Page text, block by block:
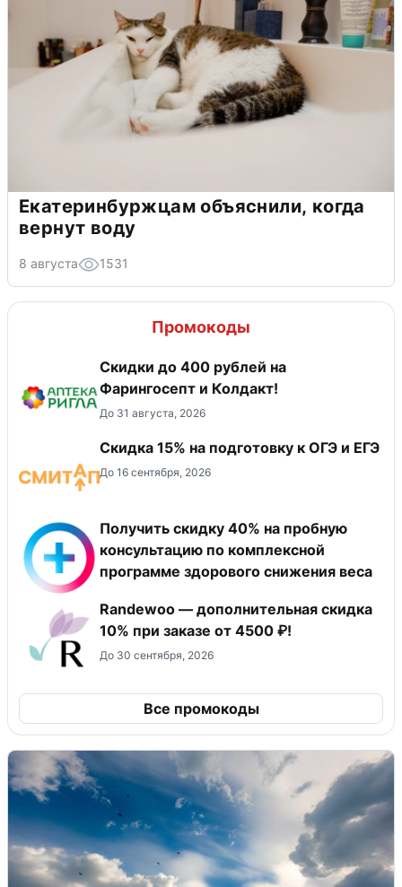
Екатеринбуржцам объяснили, когда
вернут воду
8 августа 1531
Промокоды
Скидки до 400 рублей на
Фарингосепт и Колдакт!
До 31 августа, 2026
Скидка 15% на подготовку к ОГЭ и ЕГЭ
До 16 сентября, 2026
Получить скидку 40% на пробную
консультацию по комплексной
программе здорового снижения веса
Randewoo — дополнительная скидка
10% при заказе от 4500 ₽!
До 30 сентября, 2026
Все промокоды